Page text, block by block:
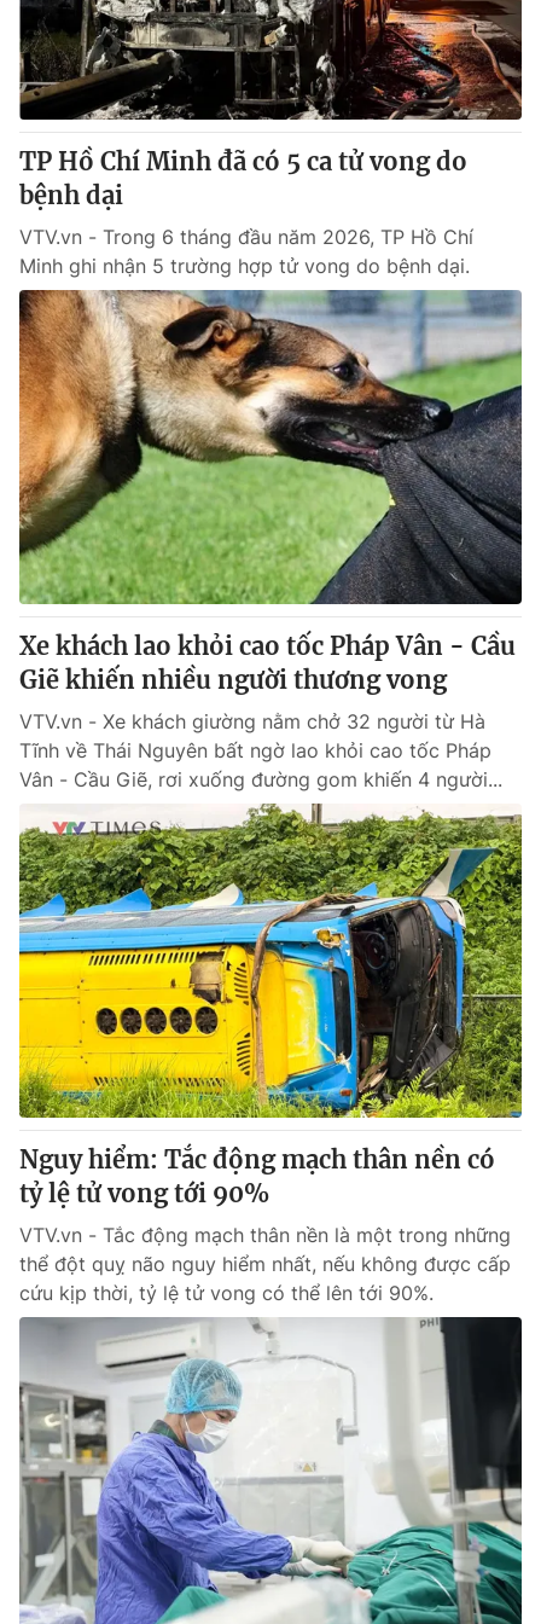
Sản phẩm
Thị trường
Tư vấn
Lịch phát sóng
Chuyên mục khác
Emagazine
Photo Infographic
Video Shorts video
VTV Money VTV Thể thao
VTV Sức khoẻ Bất động sản
Thị trường 24h Tấm lòng Việt
VTV4 Vươn mình bằng AI
VTV9 VTV8
Liên hệ tòa soạn English
THỜI BÁO VTV
Theo dõi báo trên
Cơ quan chủ quản:Đài Truyền hình Việt Nam
Cơ quan báo chí:Thời báo VTV
Giấy phép hoạt động báo in và báo điện tử số 483/GP-BTTTT
cấp ngày 29/12/2023
Tổng Biên tập:Vũ Thanh Thủy
Phó Tổng Biên tập: Nguyễn Thị Mỹ Hạnh, Phạm Quốc Thắng,
Tổng đài VTV:
024.38 355 931 - 024.38 355 932
Ðiện thoại Thời báo VTV: 024.66 897 897
Email:toasoan@vtv.vn
Liên hệ quảng cáo:024-7300.7108
TP Hồ Chí Minh đã có 5 ca tử vong do
bệnh dại
VTV.vn - Trong 6 tháng đầu năm 2026, TP Hồ Chí
Minh ghi nhận 5 trường hợp tử vong do bệnh dại.
Xe khách lao khỏi cao tốc Pháp Vân - Cầu
Giẽ khiến nhiều người thương vong
VTV.vn - Xe khách giường nằm chở 32 người từ Hà
Tĩnh về Thái Nguyên bất ngờ lao khỏi cao tốc Pháp
Vân - Cầu Giẽ, rơi xuống đường gom khiến 4 người...
Nguy hiểm: Tắc động mạch thân nền có
tỷ lệ tử vong tới 90%
VTV.vn - Tắc động mạch thân nền là một trong những
thể đột quỵ não nguy hiểm nhất, nếu không được cấp
cứu kịp thời, tỷ lệ tử vong có thể lên tới 90%.